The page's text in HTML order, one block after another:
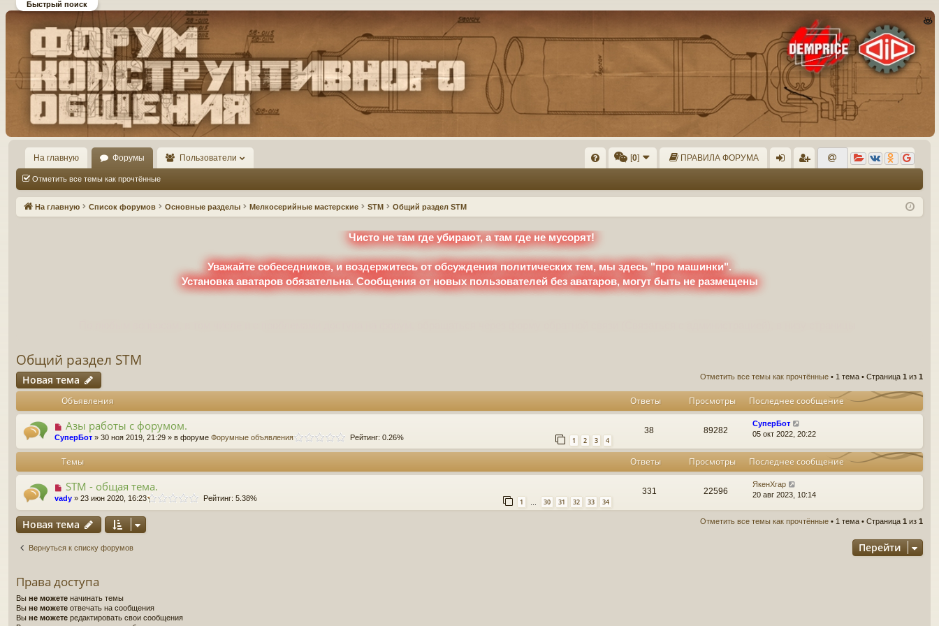
Форум DiP и DEMPRICE
конструктивного общения
На главную Форумы Пользователи
Q
[0] ПРАВИЛА ФОРУМА
д ис
Отметить все темы как прочтённые
На главную Список форумов Основные разделы Мелкосерийные мастерские STM Общий раздел STM
Быстрый поиск
Чисто не там где убирают, а там где не мусорят!
Уважайте собеседников, и воздержитесь от обсуждения политических тем, мы здесь "про машинки".
Установка аватаров обязательна. Сообщения от новых пользователей без аватаров, могут быть не размещены
Общий раздел STM
Новая тема Отметить все темы как прочтённые • 1 тема • Страница 1 из 1
Объявления Ответы Просмотры Последнее сообщение
Азы работы с форумом.
СуперБот » 30 ноя 2019, 21:29 » в форуме Форумные объявления 1 2 3 4
Рейтинг: 0.26%
38 89282
СуперБот
05 окт 2022, 20:22
Темы Ответы Просмотры Последнее сообщение
STM - общая тема.
vady » 23 июн 2020, 16:23 1 30 31 32 33 34
Рейтинг: 5.38%
331 22596
ЯкенХгар
20 авг 2023, 10:14
Новая тема Отметить все темы как прочтённые • 1 тема • Страница 1 из 1
Вернуться к списку форумов Перейти
Права доступа
Вы не можете начинать темы
Вы не можете отвечать на сообщения
Вы не можете редактировать свои сообщения